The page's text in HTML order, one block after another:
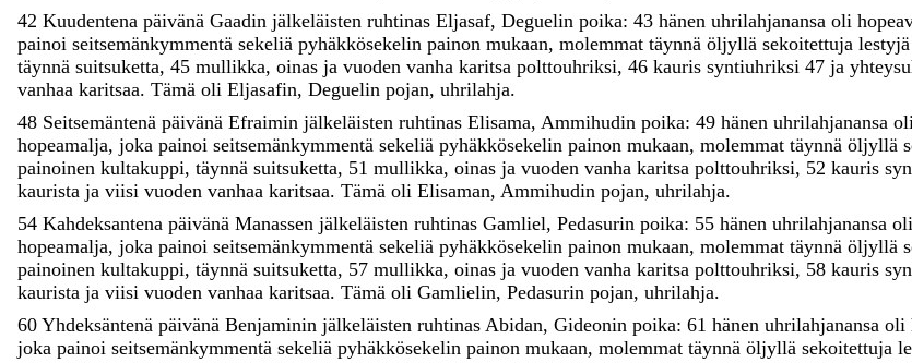
42 Kuudentena päivänä Gaadin jälkeläisten ruhtinas Eljasaf, Deguelin poika: 43 hänen uhrilahjanansa oli
painoi seitsemänkymmentä sekeliä pyhäkkösekelin painon mukaan, molemmat täynnä öljyllä sekoitettuja lestyjä
täynnä suitsuketta, 45 mullikka, oinas ja vuoden vanha karitsa polttouhriksi, 46 kauris syntiuhriksi 47 ja
vanhaa karitsaa. Tämä oli Eljasafin, Deguelin pojan, uhrilahja.
48 Seitsemäntenä päivänä Efraimin jälkeläisten ruhtinas Elisama, Ammihudin poika: 49 hänen uhrilahjanansa oli
hopeamalja, joka painoi seitsemänkymmentä sekeliä pyhäkkösekelin painon mukaan, molemmat täynnä öljyllä
painoinen kultakuppi, täynnä suitsuketta, 51 mullikka, oinas ja vuoden vanha karitsa polttouhriksi, 52 kauris
kaurista ja viisi vuoden vanhaa karitsaa. Tämä oli Elisaman, Ammihudin pojan, uhrilahja.
54 Kahdeksantena päivänä Manassen jälkeläisten ruhtinas Gamliel, Pedasurin poika: 55 hänen uhrilahjanansa oli
hopeamalja, joka painoi seitsemänkymmentä sekeliä pyhäkkösekelin painon mukaan, molemmat täynnä öljyllä
painoinen kultakuppi, täynnä suitsuketta, 57 mullikka, oinas ja vuoden vanha karitsa polttouhriksi, 58 kauris
kaurista ja viisi vuoden vanhaa karitsaa. Tämä oli Gamlielin, Pedasurin pojan, uhrilahja.
60 Yhdeksäntenä päivänä Benjaminin jälkeläisten ruhtinas Abidan, Gideonin poika: 61 hänen uhrilahjanansa oli
joka painoi seitsemänkymmentä sekeliä pyhäkkösekelin painon mukaan, molemmat täynnä öljyllä sekoitettuja